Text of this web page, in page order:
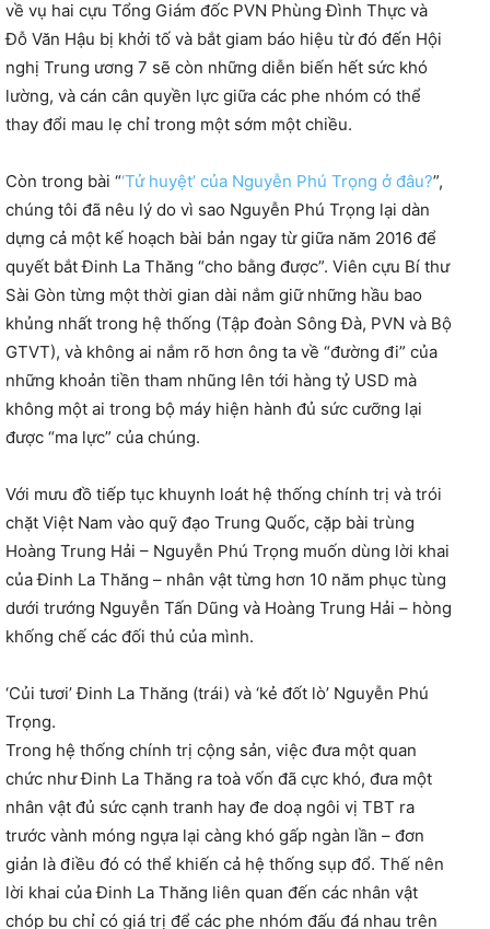
về vụ hai cựu Tổng Giám đốc PVN Phùng Đình Thực và
Đỗ Văn Hậu bị khởi tố và bắt giam báo hiệu từ đó đến Hội
nghị Trung ương 7 sẽ còn những diễn biến hết sức khó
lường, và cán cân quyền lực giữa các phe nhóm có thể
thay đổi mau lẹ chỉ trong một sớm một chiều.
Còn trong bài “‘Tử huyệt’ của Nguyễn Phú Trọng ở đâu?”,
chúng tôi đã nêu lý do vì sao Nguyễn Phú Trọng lại dàn
dựng cả một kế hoạch bài bản ngay từ giữa năm 2016 để
quyết bắt Đinh La Thăng “cho bằng được”. Viên cựu Bí thư
Sài Gòn từng một thời gian dài nắm giữ những hầu bao
khủng nhất trong hệ thống (Tập đoàn Sông Đà, PVN và Bộ
GTVT), và không ai nắm rõ hơn ông ta về “đường đi” của
những khoản tiền tham nhũng lên tới hàng tỷ USD mà
không một ai trong bộ máy hiện hành đủ sức cưỡng lại
được “ma lực” của chúng.
Với mưu đồ tiếp tục khuynh loát hệ thống chính trị và trói
chặt Việt Nam vào quỹ đạo Trung Quốc, cặp bài trùng
Hoàng Trung Hải – Nguyễn Phú Trọng muốn dùng lời khai
của Đinh La Thăng – nhân vật từng hơn 10 năm phục tùng
dưới trướng Nguyễn Tấn Dũng và Hoàng Trung Hải – hòng
khống chế các đối thủ của mình.
‘Củi tươi’ Đinh La Thăng (trái) và ‘kẻ đốt lò’ Nguyễn Phú
Trọng.
Trong hệ thống chính trị cộng sản, việc đưa một quan
chức như Đinh La Thăng ra toà vốn đã cực khó, đưa một
nhân vật đủ sức cạnh tranh hay đe doạ ngôi vị TBT ra
trước vành móng ngựa lại càng khó gấp ngàn lần – đơn
giản là điều đó có thể khiến cả hệ thống sụp đổ. Thế nên
lời khai của Đinh La Thăng liên quan đến các nhân vật
chóp bu chỉ có giá trị để các phe nhóm đấu đá nhau trên